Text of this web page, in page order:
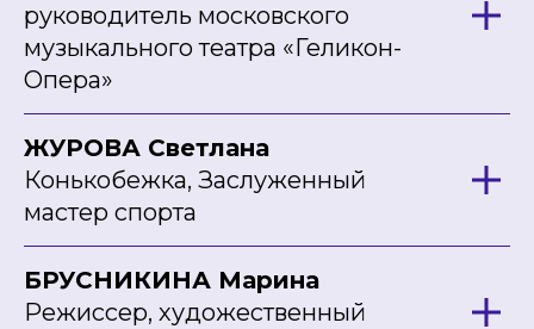
руководитель московского
музыкального театра «Геликон-
Опера»
ЖУРОВА Светлана
Конькобежка, Заслуженный
мастер спорта
БРУСНИКИНА Марина
Режиссер, художественный